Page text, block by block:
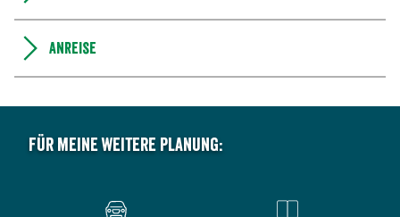
Anreise
Für meine weitere Planung: